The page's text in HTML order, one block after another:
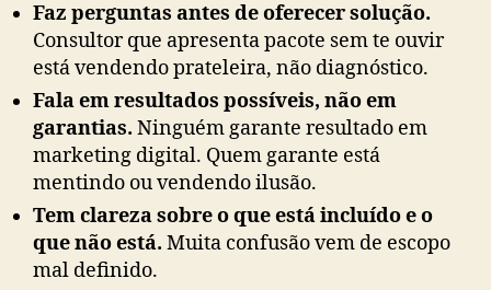
Faz perguntas antes de oferecer solução.
Consultor que apresenta pacote sem te ouvir
está vendendo prateleira, não diagnóstico.
Fala em resultados possíveis, não em
garantias. Ninguém garante resultado em
marketing digital. Quem garante está
mentindo ou vendendo ilusão.
Tem clareza sobre o que está incluído e o
que não está. Muita confusão vem de escopo
mal definido.